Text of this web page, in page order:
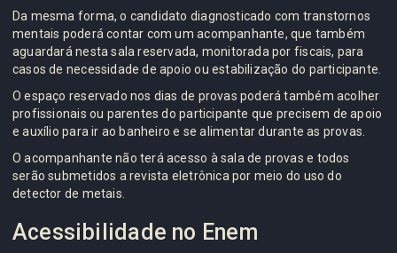
Da mesma forma, o candidato diagnosticado com transtornos
mentais poderá contar com um acompanhante, que também
aguardará nesta sala reservada, monitorada por fiscais, para
casos de necessidade de apoio ou estabilização do participante.
O espaço reservado nos dias de provas poderá também acolher
profissionais ou parentes do participante que precisem de apoio
e auxílio para ir ao banheiro e se alimentar durante as provas.
O acompanhante não terá acesso à sala de provas e todos
serão submetidos a revista eletrônica por meio do uso do
detector de metais.
Acessibilidade no Enem